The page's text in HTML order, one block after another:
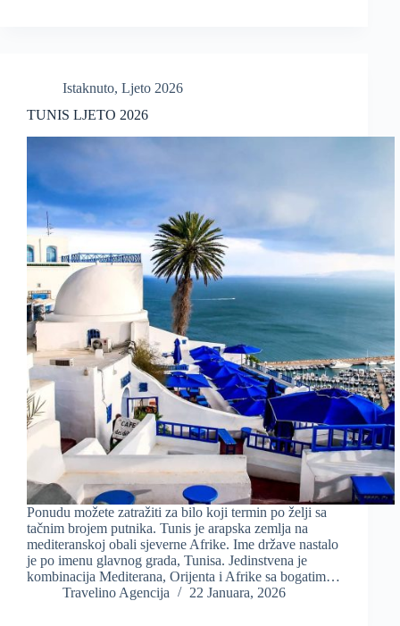
Istaknuto, Ljeto 2026
TUNIS LJETO 2026
Ponudu možete zatražiti za bilo koji termin po želji sa
tačnim brojem putnika. Tunis je arapska zemlja na
mediteranskoj obali sjeverne Afrike. Ime države nastalo
je po imenu glavnog grada, Tunisa. Jedinstvena je
kombinacija Mediterana, Orijenta i Afrike sa bogatim…
Travelino Agencija
22 Januara, 2026